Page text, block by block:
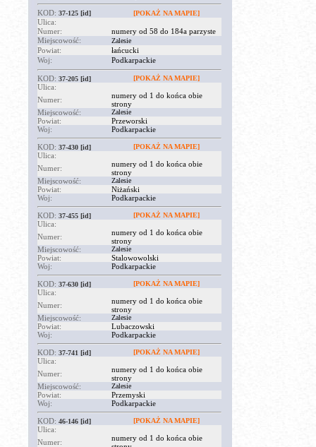
KOD: 37-125 [id] [POKAŻ NA MAPIE]
Ulica:
Numer:
numery od 58 do 184a parzyste
Miejscowość:
Zalesie
Powiat:
łańcucki
Woj:
Podkarpackie
KOD: 37-205 [id] [POKAŻ NA MAPIE]
Ulica:
Numer:
numery od 1 do końca obie
strony
Miejscowość:
Zalesie
Powiat:
Przeworski
Woj:
Podkarpackie
KOD: 37-430 [id] [POKAŻ NA MAPIE]
Ulica:
Numer:
numery od 1 do końca obie
strony
Miejscowość:
Zalesie
Powiat:
Niżański
Woj:
Podkarpackie
KOD: 37-455 [id] [POKAŻ NA MAPIE]
Ulica:
Numer:
numery od 1 do końca obie
strony
Miejscowość:
Zalesie
Powiat:
Stalowowolski
Woj:
Podkarpackie
KOD: 37-630 [id] [POKAŻ NA MAPIE]
Ulica:
Numer:
numery od 1 do końca obie
strony
Miejscowość:
Zalesie
Powiat:
Lubaczowski
Woj:
Podkarpackie
KOD: 37-741 [id] [POKAŻ NA MAPIE]
Ulica:
Numer:
numery od 1 do końca obie
strony
Miejscowość:
Zalesie
Powiat:
Przemyski
Woj:
Podkarpackie
KOD: 46-146 [id] [POKAŻ NA MAPIE]
Ulica:
Numer:
numery od 1 do końca obie